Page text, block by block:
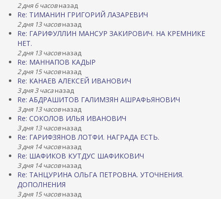
2 дня 6 часовназад
Re: ТИМАНИН ГРИГОРИЙ ЛАЗАРЕВИЧ
2 дня 13 часовназад
Re: ГАРИФУЛЛИН МАНСУР ЗАКИРОВИЧ. НА КРЕМНИКЕ
НЕТ.
2 дня 13 часовназад
Re: МАННАПОВ КАДЫР
2 дня 15 часовназад
Re: КАНАЕВ АЛЕКСЕЙ ИВАНОВИЧ
3 дня 3 часаназад
Re: АБДРАШИТОВ ГАЛИМЗЯН АШРАФЬЯНОВИЧ
3 дня 13 часовназад
Re: СОКОЛОВ ИЛЬЯ ИВАНОВИЧ
3 дня 13 часовназад
Re: ГАРИФЗЯНОВ ЛОТФИ. НАГРАДА ЕСТЬ.
3 дня 14 часовназад
Re: ШАФИКОВ КУТДУС ШАФИКОВИЧ
3 дня 14 часовназад
Re: ТАНЦУРИНА ОЛЬГА ПЕТРОВНА. УТОЧНЕНИЯ.
ДОПОЛНЕНИЯ
3 дня 15 часовназад